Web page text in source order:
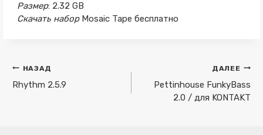
Размер: 2.32 GB
Скачать набор Mosaic Tape бесплатно
Навигация
по
НАЗАД
Rhythm 2.5.9
ДАЛЕЕ
Pettinhouse FunkyBass
2.0 / для KONTAKT